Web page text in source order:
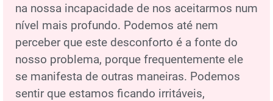
na nossa incapacidade de nos aceitarmos num
nível mais profundo. Podemos até nem
perceber que este desconforto é a fonte do
nosso problema, porque frequentemente ele
se manifesta de outras maneiras. Podemos
sentir que estamos ficando irritáveis,